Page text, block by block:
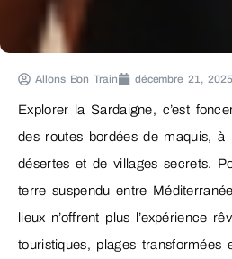
Allons Bon Train décembre 21, 2025
Explorer la Sardaigne, c’est
des routes bordées de maquis,
désertes et de villages secrets.
terre suspendu entre
lieux n’offrent plus l’expérience
touristiques, plages transformées